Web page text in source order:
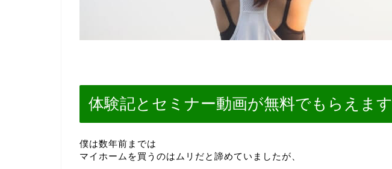
体験記とセミナー動画が無料でもらえます
僕は数年前までは
マイホームを買うのはムリだと諦めていましたが、